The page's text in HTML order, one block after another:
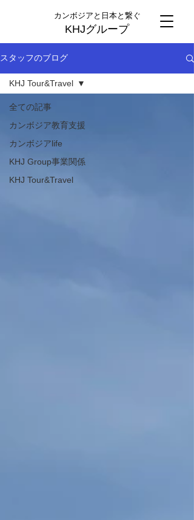
カンボジアと日本と繋ぐ
KHJグループ
スタッフのブログ
全ての記事
カンボジア教育支援
カンボジアlife
KHJ Group事業関係
KHJ Tour&Travel
KHJ Tour&Travel